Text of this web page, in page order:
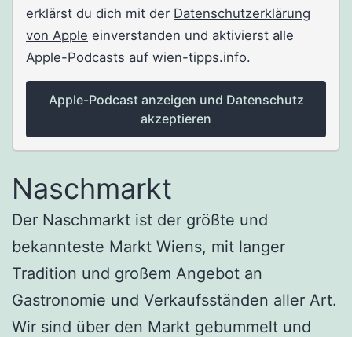
erklärst du dich mit der Datenschutzerklärung
von Apple einverstanden und aktivierst alle
Apple-Podcasts auf wien-tipps.info.
Apple-Podcast anzeigen und Datenschutz
akzeptieren
Naschmarkt
Der Naschmarkt ist der größte und
bekannteste Markt Wiens, mit langer
Tradition und großem Angebot an
Gastronomie und Verkaufsständen aller Art.
Wir sind über den Markt gebummelt und